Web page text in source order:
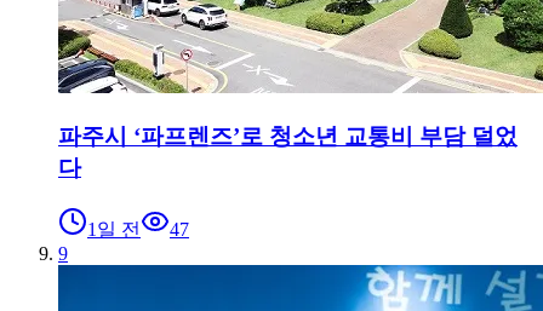
파주시 ‘파프렌즈’로 청소년 교통비 부담 덜었
다
1일 전
47
9